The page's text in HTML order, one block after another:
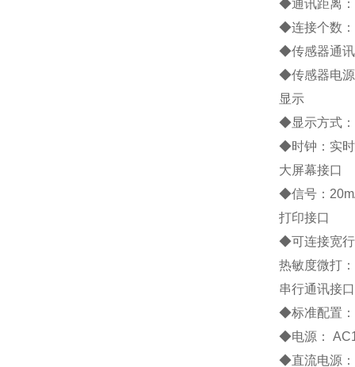
◆通讯距离
◆连接个数
◆传感器通
◆传感器电
显示
◆显示方式：
◆时钟：实时
大屏幕接口
◆信号：
打印接口
◆可连接宽行
热敏度微打
串行通讯接口
◆标准配置：
◆电源：
◆直流电源